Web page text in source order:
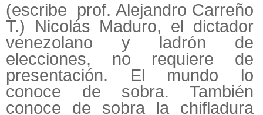
(escribe prof. Alejandro Carreño
T.) Nicolás Maduro, el dictador
venezolano y ladrón de
elecciones, no requiere de
presentación. El mundo lo
conoce de sobra. También
conoce de sobra la chifladura